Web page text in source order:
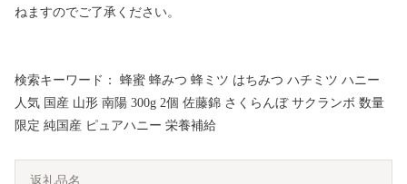
ねますのでご了承ください。
検索キーワード： 蜂蜜 蜂みつ 蜂ミツ はちみつ ハチミツ ハニー
人気 国産 山形 南陽 300g 2個 佐藤錦 さくらんぼ サクランボ 数量
限定 純国産 ピュアハニー 栄養補給
返礼品名